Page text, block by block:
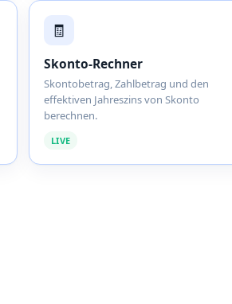
🧾
Skonto-Rechner
Skontobetrag, Zahlbetrag und den
effektiven Jahreszins von Skonto
berechnen.
LIVE